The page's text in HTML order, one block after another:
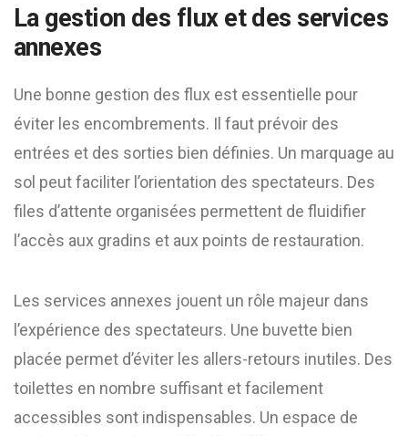
La gestion des flux et des services
annexes
Une bonne gestion des flux est essentielle pour
éviter les encombrements. Il faut prévoir des
entrées et des sorties bien définies. Un marquage au
sol peut faciliter l’orientation des spectateurs. Des
files d’attente organisées permettent de fluidifier
l’accès aux gradins et aux points de restauration.
Les services annexes jouent un rôle majeur dans
l’expérience des spectateurs. Une buvette bien
placée permet d’éviter les allers-retours inutiles. Des
toilettes en nombre suffisant et facilement
accessibles sont indispensables. Un espace de